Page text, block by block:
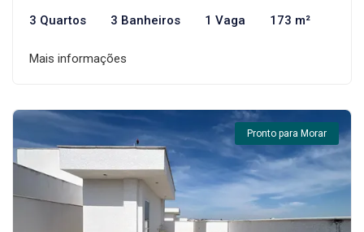
3 Quartos 3 Banheiros 1 Vaga 173 m²
Mais informações
Pronto para Morar